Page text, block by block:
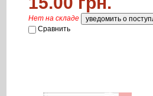
Нет на складе
Сравнить